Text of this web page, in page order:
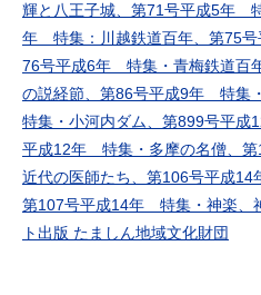
輝と八王子城、第71号平成5年
年 特集：川越鉄道百年、第75
76号平成6年 特集・青梅鉄道百
の説経節、第86号平成9年 特集
特集・小河内ダム、第899号平
平成12年 特集・多摩の名僧、
近代の医師たち、第106号平成
第107号平成14年 特集・神楽、
ト出版 たましん地域文化財団